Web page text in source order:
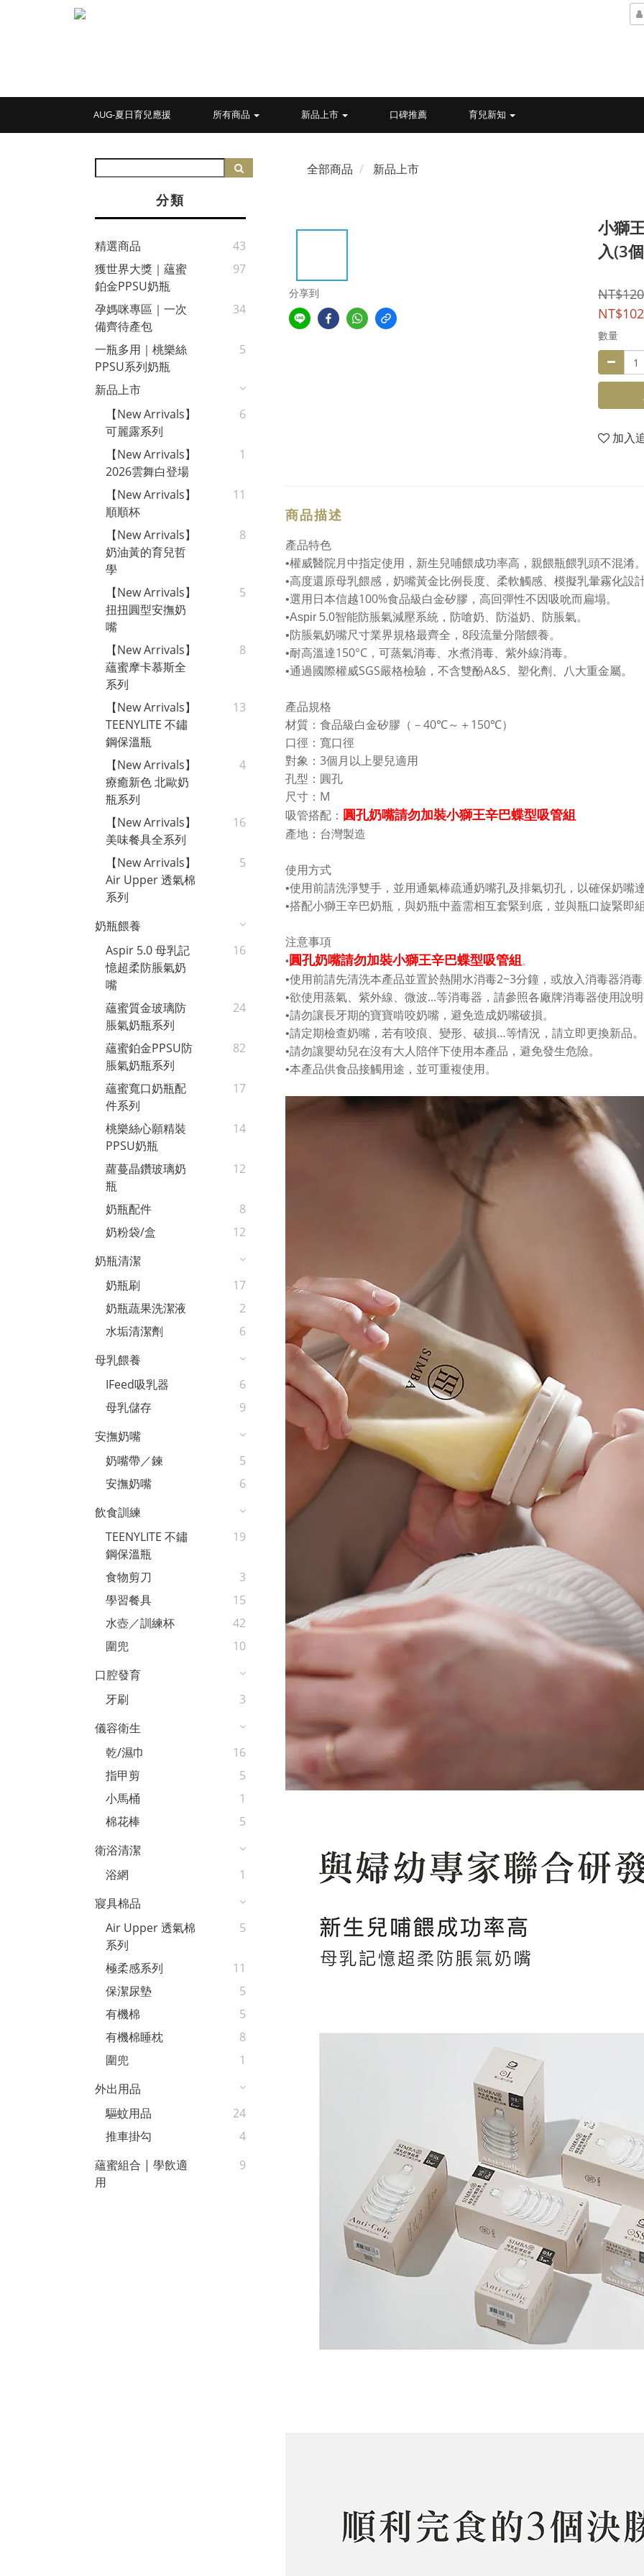
AUG-夏日育兒應援 所有商品 新品上市 口碑推薦 育兒新知
分類
精選商品
43
獲世界大獎｜蘊蜜
鉑金PPSU奶瓶
97
孕媽咪專區｜一次
備齊待產包
34
一瓶多用｜桃樂絲
PPSU系列奶瓶
5
新品上市
【New Arrivals】
可麗露系列
6
【New Arrivals】
2026雲舞白登場
1
【New Arrivals】
順順杯
11
【New Arrivals】
奶油黃的育兒哲
學
8
【New Arrivals】
扭扭圓型安撫奶
嘴
5
【New Arrivals】
蘊蜜摩卡慕斯全
系列
8
【New Arrivals】
TEENYLITE 不鏽
鋼保溫瓶
13
【New Arrivals】
療癒新色 北歐奶
瓶系列
4
【New Arrivals】
美味餐具全系列
16
【New Arrivals】
Air Upper 透氣棉
系列
5
奶瓶餵養
Aspir 5.0 母乳記
憶超柔防脹氣奶
嘴
16
蘊蜜質金玻璃防
脹氣奶瓶系列
24
蘊蜜鉑金PPSU防
脹氣奶瓶系列
82
蘊蜜寬口奶瓶配
件系列
17
桃樂絲心願精裝
PPSU奶瓶
14
蘿蔓晶鑽玻璃奶
瓶
12
奶瓶配件
8
奶粉袋/盒
12
奶瓶清潔
奶瓶刷
17
奶瓶蔬果洗潔液
2
水垢清潔劑
6
母乳餵養
IFeed吸乳器
6
母乳儲存
9
安撫奶嘴
奶嘴帶／鍊
5
安撫奶嘴
6
飲食訓練
TEENYLITE 不鏽
鋼保溫瓶
19
食物剪刀
3
學習餐具
15
水壺／訓練杯
42
圍兜
10
口腔發育
牙刷
3
儀容衛生
乾/濕巾
16
指甲剪
5
小馬桶
1
棉花棒
5
衛浴清潔
浴網
1
寢具棉品
Air Upper 透氣棉
系列
5
極柔感系列
11
保潔尿墊
5
有機棉
5
有機棉睡枕
8
圍兜
1
外出用品
驅蚊用品
24
推車掛勾
4
蘊蜜組合 | 學飲適
用
9
全部商品 新品上市
分享到
小獅
入(3
NT$120
NT$102
數量
加入
商品描述
產品特色
•權威醫院月中指定使用，新生兒哺餵成功率高，親餵瓶餵乳頭不混淆
•高度還原母乳餵感，奶嘴黃金比例長度、柔軟觸感、模擬乳暈霧化設
•選用日本信越100%食品級白金矽膠，高回彈性不因吸吮而扁塌。
•Aspir 5.0智能防脹氣減壓系統，防嗆奶、防溢奶、防脹氣。
•防脹氣奶嘴尺寸業界規格最齊全， 8段流量分階餵養。
•耐高溫達150°C ，可蒸氣消毒、水煮消毒、紫外線消毒。
•通過國際權威SGS嚴格檢驗，不含雙酚A&S 、塑化劑、八大重金屬。
產品規格
材質：食品級白金矽膠（－ 40℃～＋ 150℃）
口徑：寬口徑
對象： 3個月以上嬰兒適用
孔型：圓孔
尺寸： M
吸管搭配： 圓孔奶嘴請勿加裝小獅王辛巴蝶型吸管組
產地：台灣製造
使用方式
•使用前請洗淨雙手，並用通氣棒疏通奶嘴孔及排氣切孔，以確保奶嘴
•搭配小獅王辛巴奶瓶，與奶瓶中蓋需相互套緊到底，並與瓶口旋緊即
注意事項
•圓孔奶嘴請勿加裝小獅王辛巴蝶型吸管組 。
•使用前請先清洗本產品並置於熱開水消毒2~3分鐘，或放入消毒器消
•欲使用蒸氣、紫外線、微波...等消毒器，請參照各廠牌消毒器使用說
•請勿讓長牙期的寶寶啃咬奶嘴，避免造成奶嘴破損。
•請定期檢查奶嘴，若有咬痕、變形、破損…等情況，請立即更換新品。
•請勿讓嬰幼兒在沒有大人陪伴下使用本產品，避免發生危險。
•本產品供食品接觸用途，並可重複使用。